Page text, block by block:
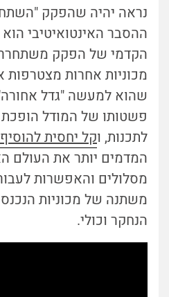
נראה יהיה שהפקק
ההסבר האינטואיטיבי
הקדמי של הפקק
מכוניות אחרות
שהוא למעשה "גדל
פשטותו של המודל
לתכנות, וקל יחסית
המדמים יותר את העולם
מסלולים והאפשרות
משתנה של מכוניות
הנחקר וכולי.